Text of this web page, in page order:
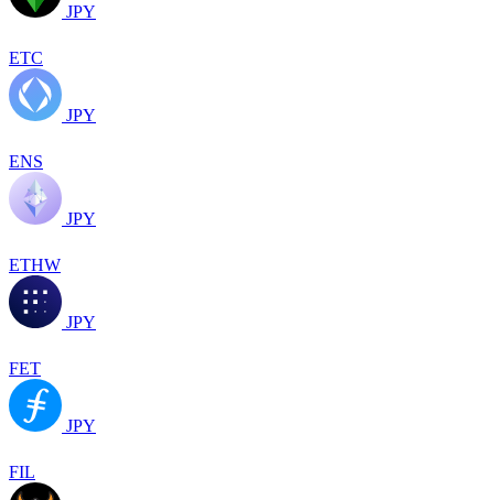
JPY
ETC
JPY
ENS
JPY
ETHW
JPY
FET
JPY
FIL